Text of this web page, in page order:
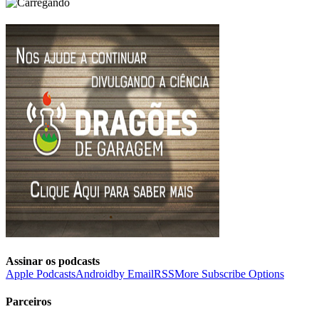
Assinar os podcasts
Apple PodcastsAndroidby EmailRSSMore Subscribe Options
Parceiros